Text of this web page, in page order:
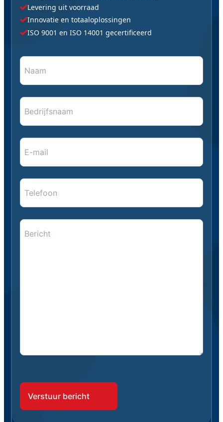
Levering uit voorraad
Innovatie en totaaloplossingen
ISO 9001 en ISO 14001 gecertificeerd
"Naam
*
Bedrijfsnaam
E-
mail
**
Telefoon
Bericht
*